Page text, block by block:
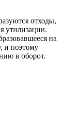
отходы,
утилизации.
на
и поэтому
в оборот.